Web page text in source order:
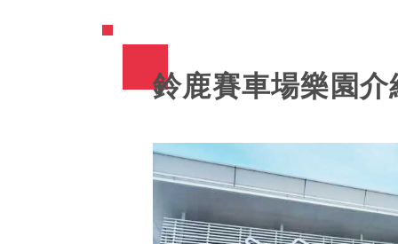
鈴鹿賽車場樂園介